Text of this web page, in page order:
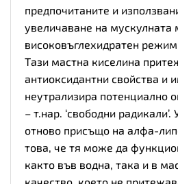
предпочитаните и
увеличаване на мускулната
високовъглехидратен режим
Тази мастна киселина
антиоксидантни свойства и
неутрализира потенциално
– т.нар. ‘свободни радикали’.
отново присъщо на алфа-
това, че тя може да
както във водна, така и в
качество, което не